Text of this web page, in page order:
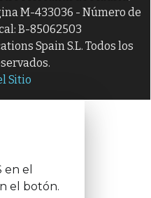
M-433036 - Número de
B-85062503
Spain S.L. Todos los
Sitio
en el
el botón.